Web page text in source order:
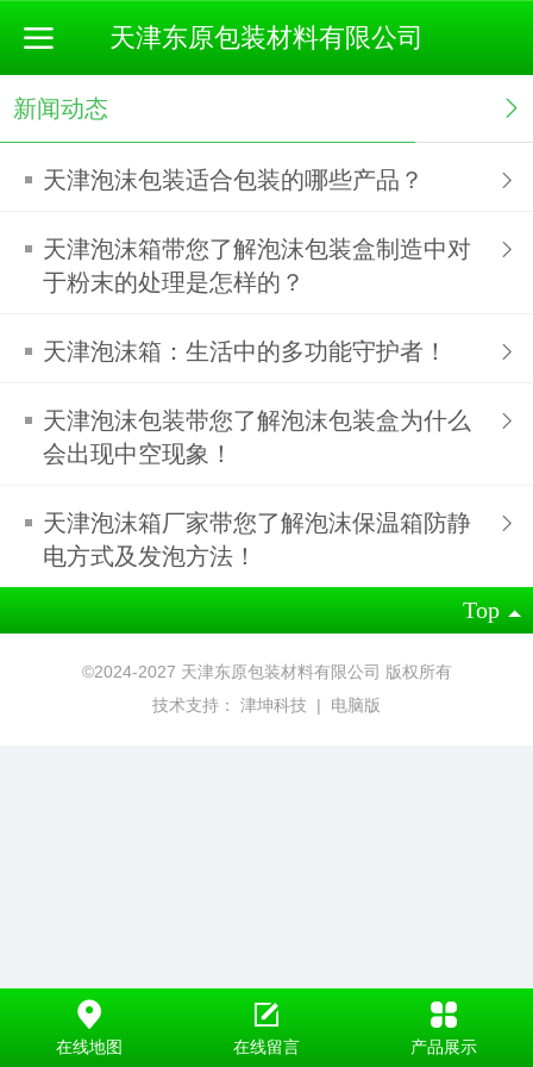
天津东原包装材料有限公司
新闻动态
天津泡沫包装适合包装的哪些产品？
天津泡沫箱带您了解泡沫包装盒制造中对
于粉末的处理是怎样的？
天津泡沫箱：生活中的多功能守护者！
天津泡沫包装带您了解泡沫包装盒为什么
会出现中空现象！
天津泡沫箱厂家带您了解泡沫保温箱防静
电方式及发泡方法！
Top
©2024-2027 天津东原包装材料有限公司 版权所有
技术支持： 津坤科技 | 电脑版
在线地图 在线留言 产品展示